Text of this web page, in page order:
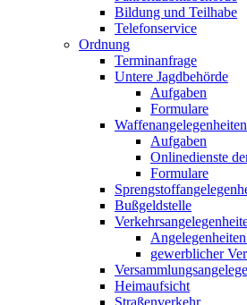
Bildung und Teilhabe
Telefonservice
Ordnung
Terminanfrage
Untere Jagdbehörde
Aufgaben
Formulare
Waffenangelegenheiten
Aufgaben
Onlinedienste
Formulare
Bußgeldstelle
gewerblicher
Heimaufsicht
Straßenverkehr